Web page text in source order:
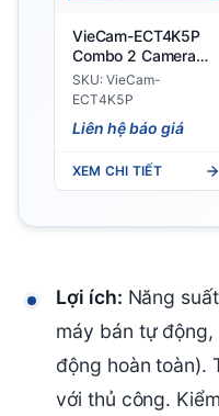
VieCam-ECT4K5P
Combo 2 Camera
Kẹp Bàn Giám Sát
Quy Trình Đóng Gói
SKU: VieCam-
ECT4K5P
Liên hệ báo giá
XEM CHI TIẾT
Lợi ích: Năng
máy bán tự
động hoàn toàn).
với thủ công.